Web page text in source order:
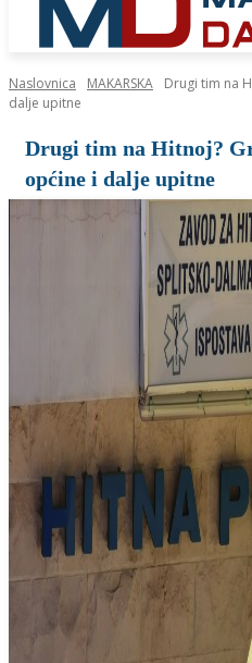
Naslovnica MAKARSKA
Drugi tim na
dalje upitne
Drugi tim na Hitnoj?
općine i dalje upitne